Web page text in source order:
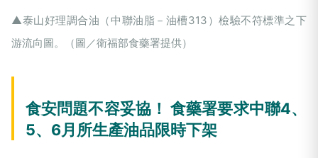
▲泰山好理調合油（中聯油脂－油槽313）檢驗不符標準之下
游流向圖。（圖／衛福部食藥署提供）
食安問題不容妥協！ 食藥署要求中聯4、
5、6月所生產油品限時下架